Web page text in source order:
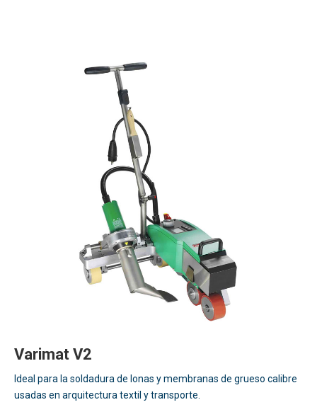
Varimat V2
Ideal para la soldadura de lonas y membranas de grueso calibre
usadas en arquitectura textil y transporte.